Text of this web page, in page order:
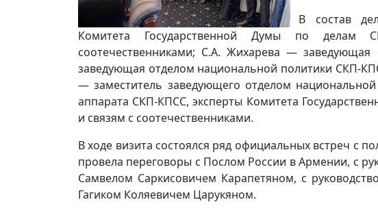
В состав
Комитета Государственной Думы по делам
соотечественниками; С.А. Жихарева —
заведующая отделом национальной политики СКП-
— заместитель заведующего отделом
аппарата СКП-КПСС, эксперты Комитета
и связям с соотечественниками.
В ходе визита состоялся ряд официальных встреч с
провела переговоры с Послом России в Армении, с
Самвелом Саркисовичем Карапетяном, с
Гагиком Коляевичем Царукяном.